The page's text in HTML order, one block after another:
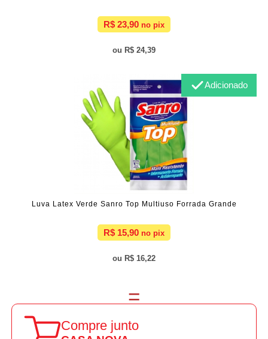
R$ 23,90
R$ 24,39
Luva Latex Verde Sanro Top Multiuso Forrada Grande
R$ 15,90
R$ 16,22
Adicionado
Compre junto